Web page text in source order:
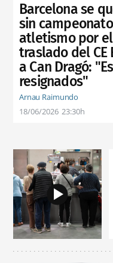
Barcelona se
sin
atletismo por el
traslado del CE
a Can Dragó:
resignados"
Arnau Raimundo
18/06/2026 23:30h